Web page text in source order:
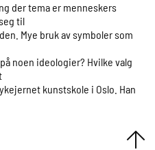
der tema er menneskers
til
Mye bruk av symboler som
noen ideologier? Hvilke valg
kunstskole i Oslo. Han